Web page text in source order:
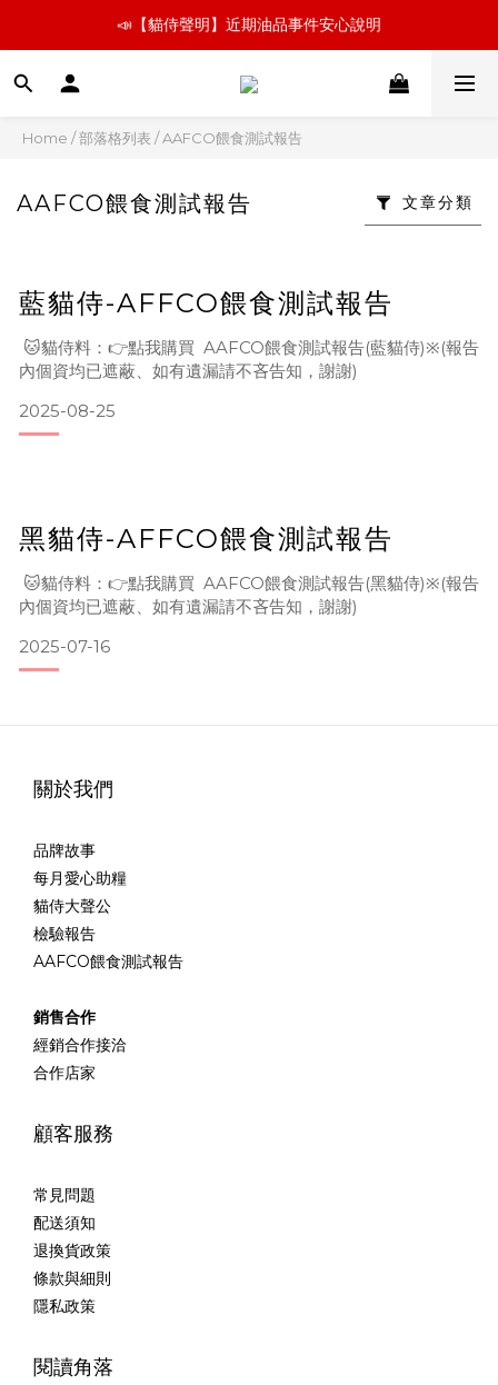
📣【貓侍聲明】近期油品事件安心說明
📣【貓侍聲明】近期油品事件安心說明
新朋友嚐鮮 🚛小份量超取免運組   👉飼料、罐罐立即看
Home /部落格列表 /AAFCO餵食測試報告
AAFCO餵食測試報告 文章分類
藍貓侍-AFFCO餵食測試報告
🐱貓侍料：👉點我購買 AAFCO餵食測試報告(藍貓侍)※(報告
內個資均已遮蔽、如有遺漏請不吝告知，謝謝)
2025-08-25
黑貓侍-AFFCO餵食測試報告
🐱貓侍料：👉點我購買 AAFCO餵食測試報告(黑貓侍)※(報告
內個資均已遮蔽、如有遺漏請不吝告知，謝謝)
2025-07-16
關於我們
品牌故事
每月愛心助糧
貓侍大聲公
檢驗報告
AAFCO餵食測試報告
銷售合作
經銷合作接洽
合作店家
顧客服務
常見問題
配送須知
退換貨政策
條款與細則
隱私政策
閱讀角落